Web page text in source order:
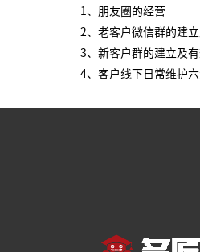
1、朋友圈的经营
2、老客户微信群的建
3、新客户群的建立及
4、客户线下日常维护